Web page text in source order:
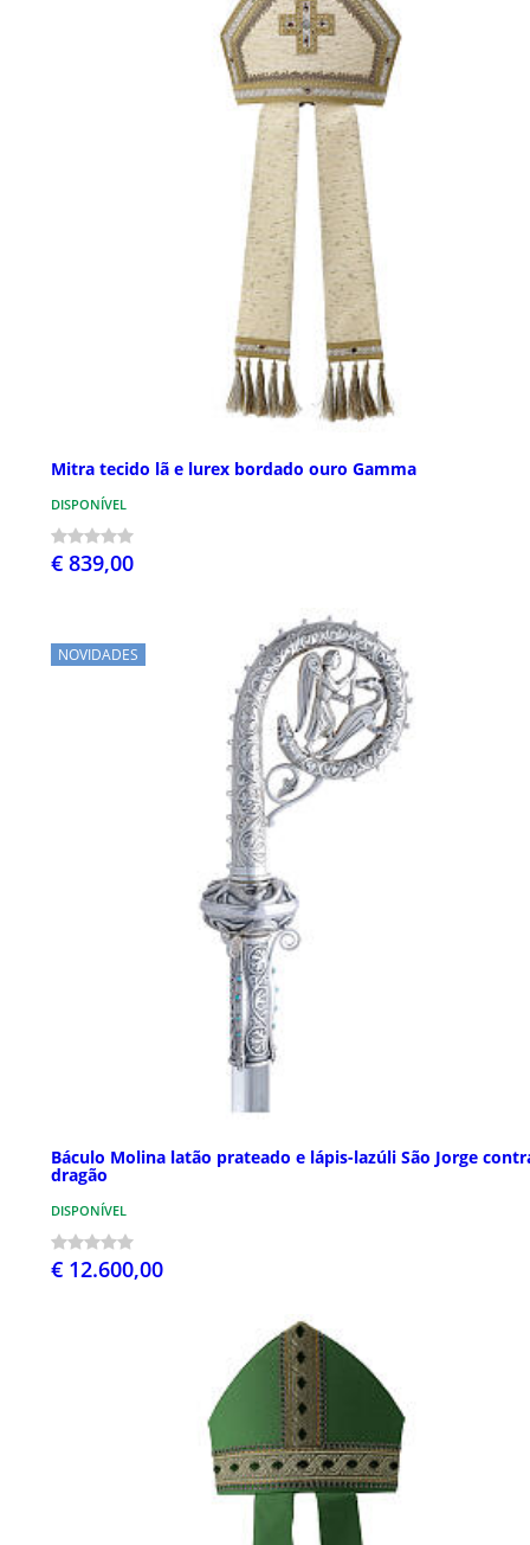
Mitra tecido lã e lurex bordado ouro Gamma
DISPONÍVEL
€ 839,00
NOVIDADES
Báculo Molina latão prateado e lápis-lazúli São Jorge
dragão
DISPONÍVEL
€ 12.600,00